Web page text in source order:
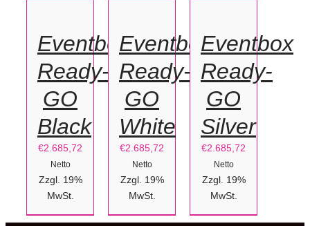
DETAILS
Eventbox
Ready-
GO
Black
€2.685,72
Netto
Zzgl. 19%
MwSt.
DETAILS
Eventbox
Ready-
GO
White
€2.685,72
Netto
Zzgl. 19%
MwSt.
DETAILS
Eventbox
Ready-
GO
Silver
€2.685,72
Netto
Zzgl. 19%
MwSt.